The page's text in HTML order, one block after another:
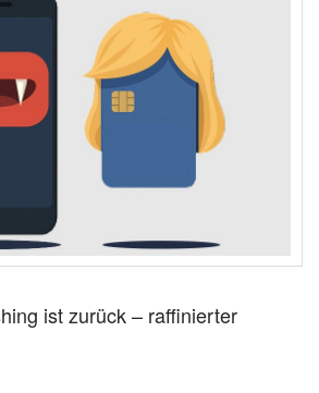
ist zurück – raffinierter